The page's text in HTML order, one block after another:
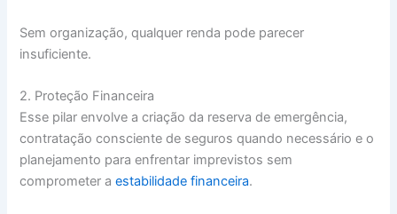
Sem organização, qualquer renda pode parecer
insuficiente.
2. Proteção Financeira
Esse pilar envolve a criação da reserva de emergência,
contratação consciente de seguros quando necessário e o
planejamento para enfrentar imprevistos sem
comprometer aestabilidade financeira.